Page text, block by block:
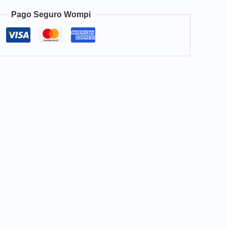
Pago Seguro Wompi